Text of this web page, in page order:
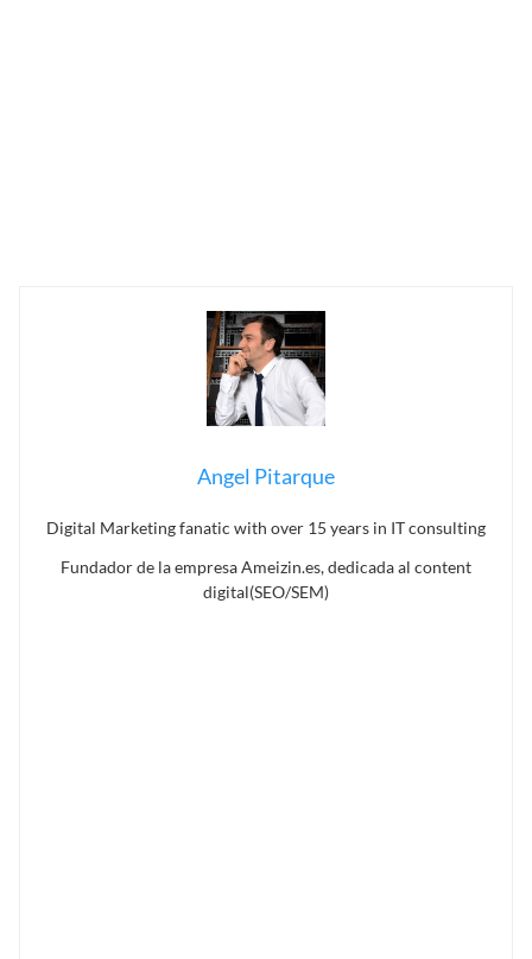
Angel Pitarque
Digital Marketing fanatic with over 15 years in IT consulting
Fundador de la empresa Ameizin.es, dedicada al content
digital(SEO/SEM)